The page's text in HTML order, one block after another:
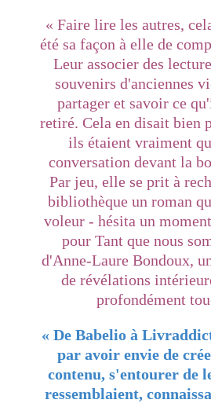
« Faire lire les autres,
été sa façon à elle de
Leur associer des
souvenirs d'anciennes
partager et savoir ce
retiré. Cela en disait bien
ils étaient vraiment
conversation devant la
Par jeu, elle se prit à
bibliothèque un roman
voleur - hésita un
pour Tant que nous
d'Anne-Laure Bondoux,
de révélations
profondément
« De Babelio à
par avoir envie de
contenu, s'entourer de
ressemblaient,